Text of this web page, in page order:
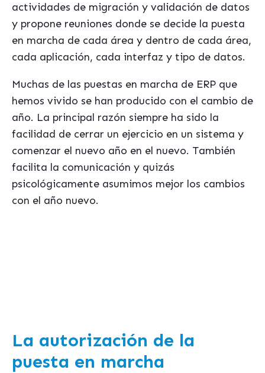
actividades de migración y validación de datos
y propone reuniones donde se decide la puesta
en marcha de cada área y dentro de cada área,
cada aplicación, cada interfaz y tipo de datos.
Muchas de las puestas en marcha de ERP que
hemos vivido se han producido con el cambio de
año. La principal razón siempre ha sido la
facilidad de cerrar un ejercicio en un sistema y
comenzar el nuevo año en el nuevo. También
facilita la comunicación y quizás
psicológicamente asumimos mejor los cambios
con el año nuevo.
La autorización de la
puesta en marcha